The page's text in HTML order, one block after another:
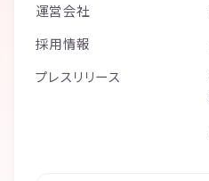
運営会社
採用情報
プレスリリース